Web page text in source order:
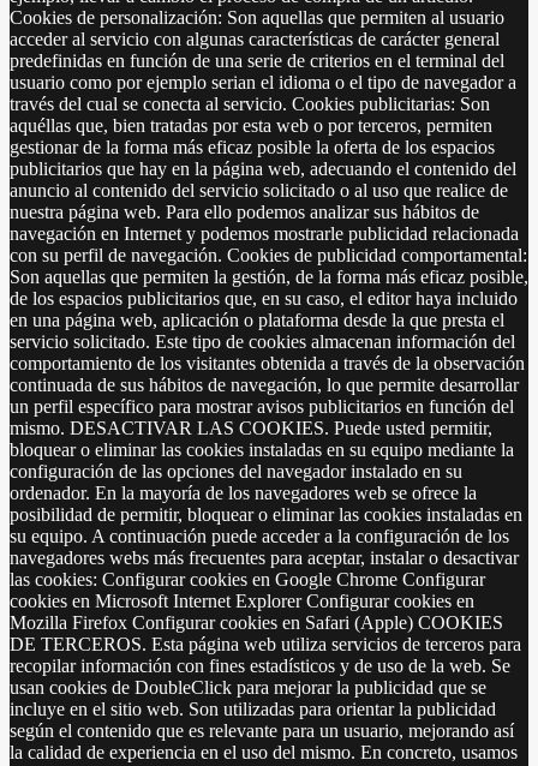
Cookies de personalización: Son aquellas que permiten al usuario
acceder al servicio con algunas características de carácter general
predefinidas en función de una serie de criterios en el terminal del
usuario como por ejemplo serian el idioma o el tipo de navegador a
través del cual se conecta al servicio. Cookies publicitarias: Son
aquéllas que, bien tratadas por esta web o por terceros, permiten
gestionar de la forma más eficaz posible la oferta de los espacios
publicitarios que hay en la página web, adecuando el contenido del
anuncio al contenido del servicio solicitado o al uso que realice de
nuestra página web. Para ello podemos analizar sus hábitos de
navegación en Internet y podemos mostrarle publicidad relacionada
con su perfil de navegación. Cookies de publicidad comportamental:
Son aquellas que permiten la gestión, de la forma más eficaz posible,
de los espacios publicitarios que, en su caso, el editor haya incluido
en una página web, aplicación o plataforma desde la que presta el
servicio solicitado. Este tipo de cookies almacenan información del
comportamiento de los visitantes obtenida a través de la observación
continuada de sus hábitos de navegación, lo que permite desarrollar
un perfil específico para mostrar avisos publicitarios en función del
mismo. DESACTIVAR LAS COOKIES. Puede usted permitir,
bloquear o eliminar las cookies instaladas en su equipo mediante la
configuración de las opciones del navegador instalado en su
ordenador. En la mayoría de los navegadores web se ofrece la
posibilidad de permitir, bloquear o eliminar las cookies instaladas en
su equipo. A continuación puede acceder a la configuración de los
navegadores webs más frecuentes para aceptar, instalar o desactivar
las cookies: Configurar cookies en Google Chrome Configurar
cookies en Microsoft Internet Explorer Configurar cookies en
Mozilla Firefox Configurar cookies en Safari (Apple) COOKIES
DE TERCEROS. Esta página web utiliza servicios de terceros para
recopilar información con fines estadísticos y de uso de la web. Se
usan cookies de DoubleClick para mejorar la publicidad que se
incluye en el sitio web. Son utilizadas para orientar la publicidad
según el contenido que es relevante para un usuario, mejorando así
la calidad de experiencia en el uso del mismo. En concreto, usamos